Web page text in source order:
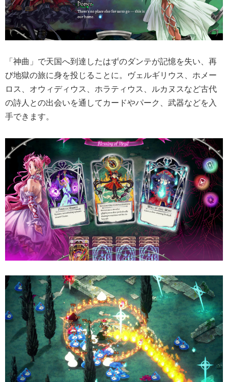
「神曲」で天国へ到達したはずのダンテが記憶を失い、再
び地獄の旅に身を投じることに。ヴェルギリウス、ホメー
ロス、オウィディウス、ホラティウス、ルカヌスなど古代
の詩人との出会いを通してカードやパーク、武器などを入
手できます。